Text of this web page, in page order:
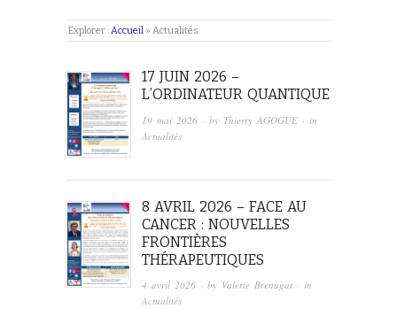
Explorer :Accueil » Actualités
17 JUIN 2026 –
L’ORDINATEUR QUANTIQUE
19 mai 2026 · by Thierry AGOGUE · in
Actualités
8 AVRIL 2026 – FACE AU
CANCER : NOUVELLES
FRONTIÈRES
THÉRAPEUTIQUES
4 avril 2026 · by Valérie Brenugat · in
Actualités